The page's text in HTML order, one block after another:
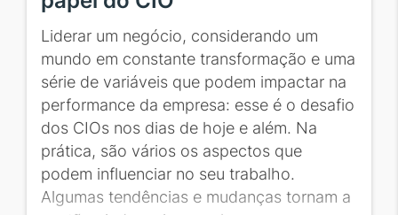
Liderar um negócio, considerando um
mundo em constante transformação e uma
série de variáveis que podem impactar na
performance da empresa: esse é o desafio
dos CIOs nos dias de hoje e além. Na
prática, são vários os aspectos que
podem influenciar no seu trabalho.
Algumas tendências e mudanças tornam a